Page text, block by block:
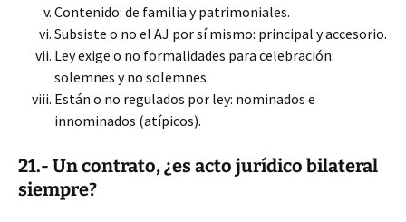
Contenido: de familia y patrimoniales.
Subsiste o no el AJ por sí mismo: principal y accesorio.
Ley exige o no formalidades para celebración:
solemnes y no solemnes.
Están o no regulados por ley: nominados e
innominados (atípicos).
21.- Un contrato, ¿es acto jurídico bilateral
siempre?